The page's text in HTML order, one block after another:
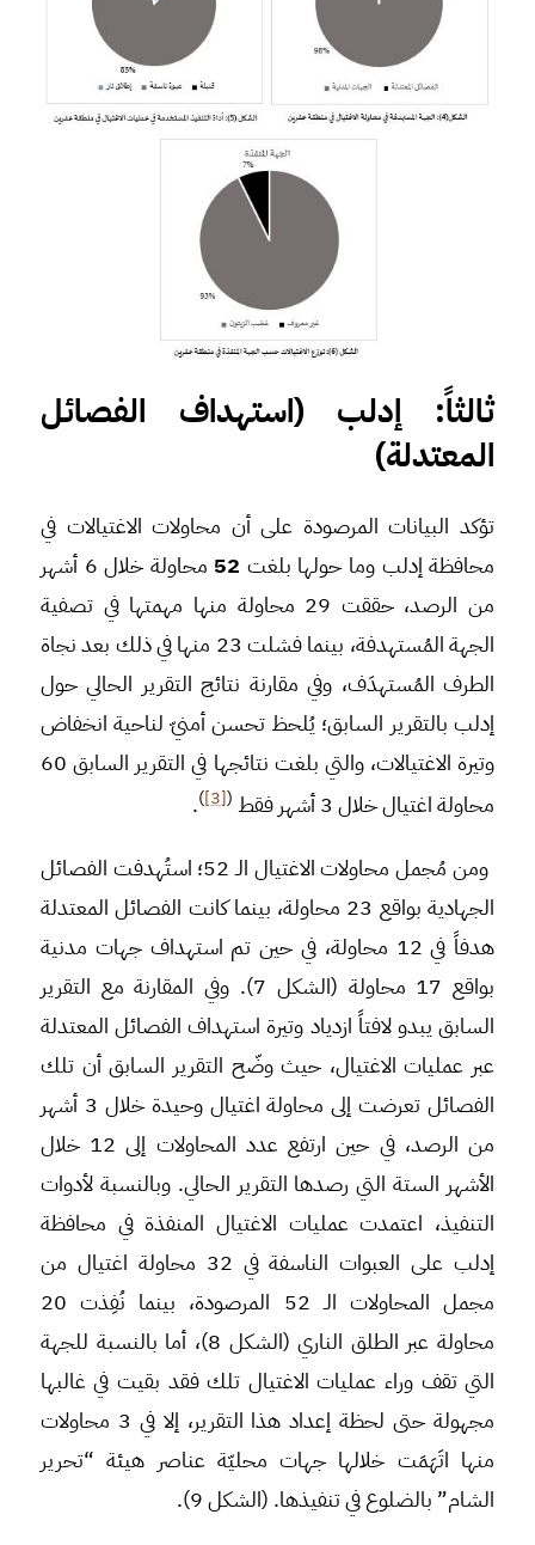
ثالثاً: إدلب (استهداف الفصائل
المعتدلة)
تؤكد البيانات المرصودة على أن محاولات الاغتيالات في
محافظة إدلب وما حولها بلغت 52
محاولة خلال 6 أشهر
من الرصد، حققت 29 محاولة منها مهمتها في تصفية
الجهة المُستهدفة، بينما فشلت 23 منها في ذلك بعد نجاة
الطرف المُستهدَف، وفي مقارنة نتائج التقرير الحالي حول
إدلب بالتقرير السابق؛ يُلحظ تحسن أمنيّ لناحية انخفاض
وتيرة الاغتيالات، والتي بلغت نتائجها في التقرير السابق 60
محاولة اغتيال خلال 3 أشهر فقط
(
[3]
)
.
ومن مُجمل محاولات الاغتيال الـ 52؛ استُهدفت الفصائل
الجهادية بواقع 23 محاولة، بينما كانت الفصائل المعتدلة
هدفاً في 12 محاولة، في حين تم استهداف جهات مدنية
بواقع 17 محاولة (الشكل 7). وفي المقارنة مع التقرير
السابق يبدو لافتاً ازدياد وتيرة استهداف الفصائل المعتدلة
عبر عمليات الاغتيال، حيث وضّح التقرير السابق أن تلك
الفصائل تعرضت إلى محاولة اغتيال وحيدة خلال 3 أشهر
من الرصد، في حين ارتفع عدد المحاولات إلى 12 خلال
الأشهر الستة التي رصدها التقرير الحالي. وبالنسبة لأدوات
التنفيذ، اعتمدت عمليات الاغتيال المنفذة في محافظة
إدلب على العبوات الناسفة في 32 محاولة اغتيال من
مجمل المحاولات الـ 52 المرصودة، بينما نُفِذت 20
محاولة عبر الطلق الناري (الشكل 8)، أما بالنسبة للجهة
التي تقف وراء عمليات الاغتيال تلك فقد بقيت في غالبها
مجهولة حتى لحظة إعداد هذا التقرير، إلا في 3 محاولات
منها اتَهَمَت خلالها جهات محليّة عناصر هيئة “تحرير
الشام” بالضلوع في تنفيذها. (الشكل 9).